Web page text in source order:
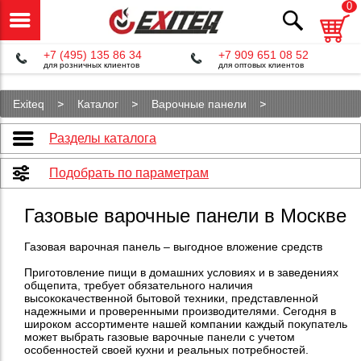
0
+7 (495) 135 86 34
для розничных клиентов
+7 909 651 08 52
для оптовых клиентов
Exiteq Каталог
Варочные панели
Газовые панели
Разделы каталога
Подобрать по параметрам
Газовые варочные панели в Москве
Газовая варочная панель – выгодное вложение средств
Приготовление пищи в домашних условиях и в заведениях
общепита, требует обязательного наличия
высококачественной бытовой техники, представленной
надежными и проверенными производителями. Сегодня в
широком ассортименте нашей компании каждый покупатель
может выбрать газовые варочные панели с учетом
особенностей своей кухни и реальных потребностей.